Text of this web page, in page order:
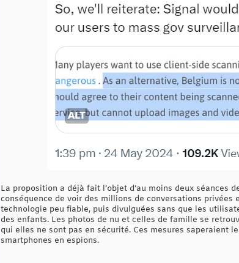
La proposition a déjà fait l’objet d’au moins deux séances
conséquence de voir des millions de conversations
technologie peu fiable, puis divulguées sans que les
des enfants. Les photos de nu et celles de famille se
qui elles ne sont pas en sécurité. Ces mesures saperaient
smartphones en espions.